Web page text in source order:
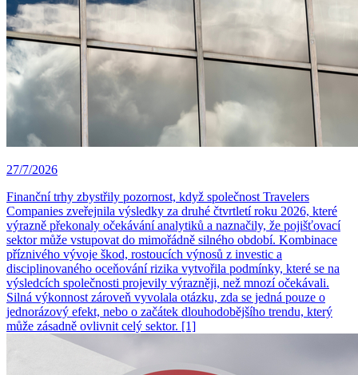
27/7/2026
Finanční trhy zbystřily pozornost, když společnost Travelers
Companies zveřejnila výsledky za druhé čtvrtletí roku 2026, které
výrazně překonaly očekávání analytiků a naznačily, že pojišťovací
sektor může vstupovat do mimořádně silného období. Kombinace
příznivého vývoje škod, rostoucích výnosů z investic a
disciplinovaného oceňování rizika vytvořila podmínky, které se na
výsledcích společnosti projevily výrazněji, než mnozí očekávali.
Silná výkonnost zároveň vyvolala otázku, zda se jedná pouze o
jednorázový efekt, nebo o začátek dlouhodobějšího trendu, který
může zásadně ovlivnit celý sektor. [1]